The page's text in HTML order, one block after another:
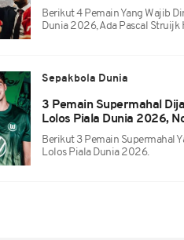
Berikut 4 Pemain Yang Wajib
Dunia 2026, Ada Pascal
Sepakbola Dunia
3 Pemain Supermahal
Lolos Piala Dunia 2026,
Berikut 3 Pemain Supermahal
Lolos Piala Dunia 2026.